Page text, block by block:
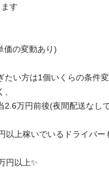
す
価の変動あり)
たい方は1個いくらの条件
2.6万円前後(夜間配送なし
以上稼いでいるドライバー
円以上✨